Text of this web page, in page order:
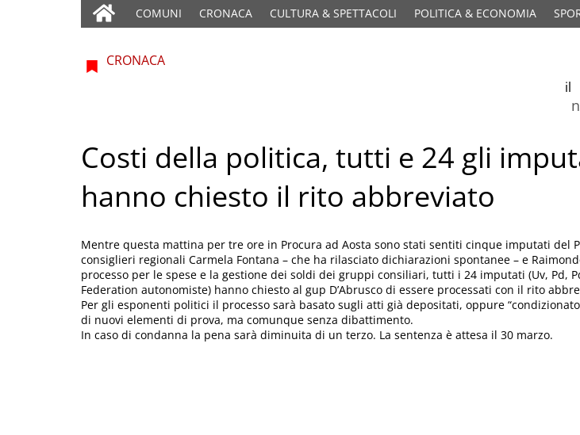
COMUNI CRONACA CULTURA & SPETTACOLI POLITICA & ECONOMIA
CRONACA
il
Costi della politica, tutti e 24 gli
hanno chiesto il rito abbreviato
Mentre questa mattina per tre ore in Procura ad Aosta sono stati sentiti cinque imputati del
consiglieri regionali Carmela Fontana – che ha rilasciato dichiarazioni spontanee – e
processo per le spese e la gestione dei soldi dei gruppi consiliari, tutti i 24 imputati (Uv, Pd,
Federation autonomiste) hanno chiesto al gup D’Abrusco di essere processati con il rito
Per gli esponenti politici il processo sarà basato sugli atti già depositati, oppure
di nuovi elementi di prova, ma comunque senza dibattimento.
In caso di condanna la pena sarà diminuita di un terzo. La sentenza è attesa il 30 marzo.